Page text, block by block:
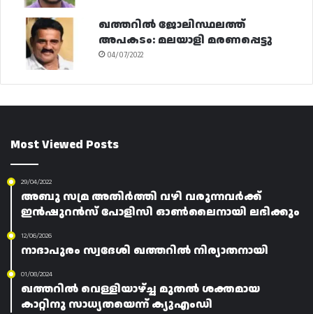
ഖത്തറിൽ ജോലിസ്ഥലത്ത്
അപകടം: മലയാളി മരണപ്പെട്ടു
04/07/2022
Most Viewed Posts
29/04/2022
അബു സമ്ര അതിർത്തി വഴി വരുന്നവർക്ക്
ഇൻഷുറൻസ് പോളിസി ഓൺലൈനായി ലഭിക്കും
12/06/2026
നാദാപുരം സ്വദേശി ഖത്തറിൽ നിര്യാതനായി
01/08/2024
ഖത്തറിൽ വെള്ളിയാഴ്ച്ച മുതൽ ശക്തമായ
കാറ്റിനു സാധ്യതയെന്ന് ക്യുഎംഡി